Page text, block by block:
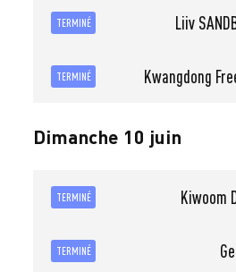
TERMINÉ Liiv
TERMINÉ Kwangdong
Dimanche 10 juin
TERMINÉ Kiwoom
TERMINÉ